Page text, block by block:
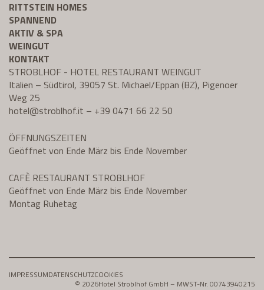
RITTSTEIN HOMES
SPANNEND
AKTIV & SPA
WEINGUT
KONTAKT
STROBLHOF - HOTEL RESTAURANT WEINGUT
Italien – Südtirol, 39057 St. Michael/Eppan (BZ), Pigenoer
Weg 25
hotel@stroblhof.it – +39 0471 66 22 50
ÖFFNUNGSZEITEN
Geöffnet von Ende März bis Ende November
CAFÈ RESTAURANT STROBLHOF
Geöffnet von Ende März bis Ende November
Montag Ruhetag
IMPRESSUMDATENSCHUTZCOOKIES
© 2026Hotel Stroblhof GmbH – MWST-Nr. 00743940215